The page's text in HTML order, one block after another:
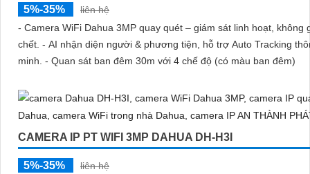
5%-35%
liên hệ
- Camera WiFi Dahua 3MP quay quét – giám sát linh hoạt, không
chết. - AI nhận diện người & phương tiện, hỗ trợ Auto Tracking
minh. - Quan sát ban đêm 30m với 4 chế độ (có màu ban đêm)
CAMERA IP PT WIFI 3MP DAHUA DH-H3I
5%-35%
liên hệ